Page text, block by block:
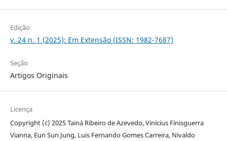
Edição
v. 24 n. 1 (2025): Em Extensão (ISSN: 1982-7687)
Seção
Artigos Originais
Licença
Copyright (c) 2025 Tainá Ribeiro de Azevedo, Vinícius Finisguerra
Vianna, Eun Sun Jung, Luis Fernando Gomes Carreira, Nivaldo